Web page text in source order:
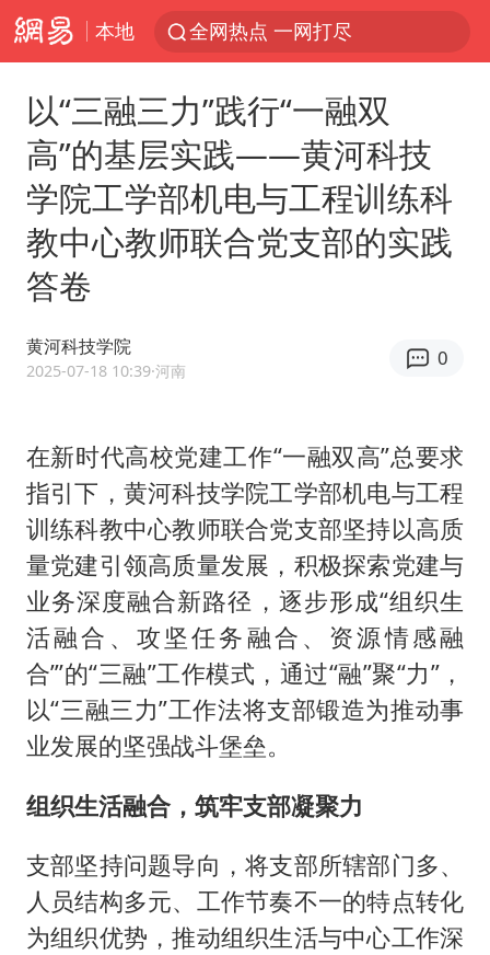
本地 全网热点 一网打尽
以“三融三力”践行“一融双
高”的基层实践——黄河科技
学院工学部机电与工程训练科
教中心教师联合党支部的实践
答卷
黄河科技学院
2025-07-18 10:39·河南
0
在新时代高校党建工作“一融双高”总要求
指引下，黄河科技学院工学部机电与工程
训练科教中心教师联合党支部坚持以高质
量党建引领高质量发展，积极探索党建与
业务深度融合新路径，逐步形成“组织生
活融合、攻坚任务融合、资源情感融
合”’的“三融”工作模式，通过“融”聚“力”，
以“三融三力”工作法将支部锻造为推动事
业发展的坚强战斗堡垒。
组织生活融合，筑牢支部凝聚力
支部坚持问题导向，将支部所辖部门多、
人员结构多元、工作节奏不一的特点转化
为组织优势，推动组织生活与中心工作深